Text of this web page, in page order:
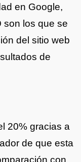
en Google,
son los que se
del sitio web
de
20% gracias a
de que esta
con